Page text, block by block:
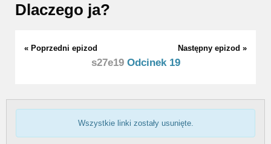
Dlaczego ja?
« Poprzedni epizod Następny epizod »
s27e19Odcinek 19
Wszystkie linki zostały usunięte.